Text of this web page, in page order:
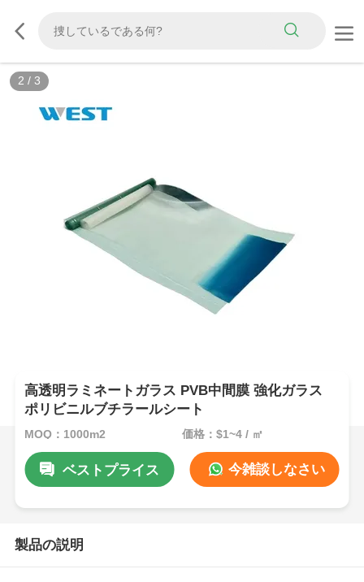
3 / 3
高透明ラミネートガラス PVB中間膜 強化ガラス
ポリビニルブチラールシート
MOQ：1000m2 価格：$1~4 / ㎡
ベストプライス 今雑談しなさい
製品の説明